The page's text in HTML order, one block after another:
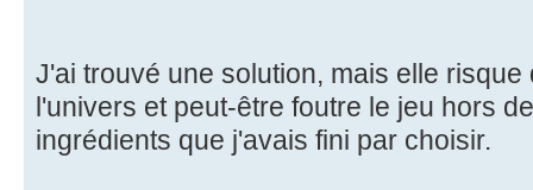
J'ai trouvé une solution, mais elle
l'univers et peut-être foutre le jeu hors
ingrédients que j'avais fini par choisir.